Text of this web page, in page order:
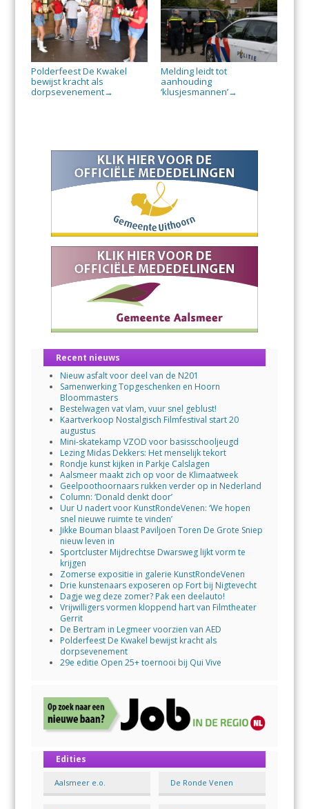
Polderfeest De Kwakel
bewijst kracht als
dorpsevenement→
Melding leidt tot
aanhouding
‘klusjesmannen’→
Recent nieuws
Nieuw asfalt voor deel van de N201
Samenwerking Topgeschenken en Hoorn
Bloommasters
Bestelwagen vat vlam, vuur snel geblust!
Kaartverkoop Nostalgisch Filmfestival start 20
augustus
Mini-skatekamp VZOD voor basisschooljeugd
Lezing Midas Dekkers: Het menselijk tekort
Rondje kunst kijken in Parkje Calslagen
Aalsmeer maakt zich op voor de Klimaatweek
Geelpoothoornaars rukken verder op in Nederland
Column: ‘Donald denkt door’
Uur U nadert voor KunstRondeVenen: ‘We hopen
snel nieuwe ruimte te vinden’
Jikke Bouman blaast Paviljoen Toren De Grote Sniep
nieuw leven in
Sportcluster Mijdrechtse Dwarsweg lijkt vorm te
krijgen
Zomerse expositie in galerie KunstRondeVenen
Drie kunstenaars exposeren op Fort bij Nigtevecht
Dagje weg deze zomer? Pak een deelauto!
Vrijwilligers vormen kloppend hart van Filmtheater
Gerrit
De Bertram in Legmeer voorzien van AED
Polderfeest De Kwakel bewijst kracht als
dorpsevenement
29e editie Open 25+ toernooi bij Qui Vive
Edities
Aalsmeer e.o. De Ronde Venen